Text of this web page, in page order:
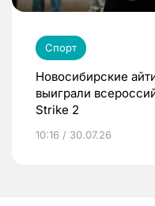
Спорт
Новосибирские
выиграли
Strike 2
10:16 / 30.07.26